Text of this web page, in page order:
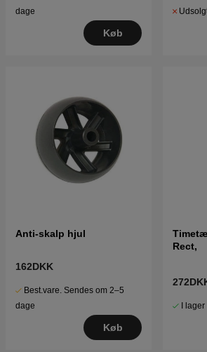
dage
Køb
Anti-skalp hjul
162DKK
Best.vare. Sendes om 2–5
dage
Køb
Rect,
I lager